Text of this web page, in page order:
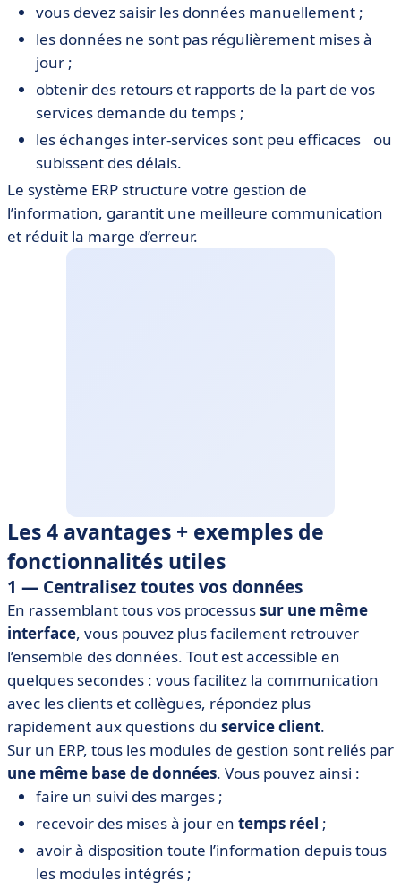
vous devez saisir les données manuellement ;
les données ne sont pas régulièrement mises à
jour ;
obtenir des retours et rapports de la part de vos
services demande du temps ;
les échanges inter-services sont peu efficaces ou
subissent des délais.
Le système ERP structure votre gestion de
l’information, garantit une meilleure communication
et réduit la marge d’erreur.
Les 4 avantages + exemples de
fonctionnalités utiles
1 — Centralisez toutes vos données
En rassemblant tous vos processussur une même
interface, vous pouvez plus facilement retrouver
l’ensemble des données. Tout est accessible en
quelques secondes : vous facilitez la communication
avec les clients et collègues, répondez plus
rapidement aux questions du service client.
Sur un ERP, tous les modules de gestion sont reliés par
une même base de données. Vous pouvez ainsi :
faire un suivi des marges ;
recevoir des mises à jour en temps réel ;
avoir à disposition toute l’information depuis tous
les modules intégrés ;